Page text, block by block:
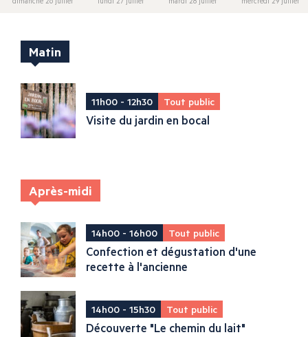
Matin
11h00 - 12h30 Tout public
Visite du jardin en bocal
Après-midi
14h00 - 16h00 Tout public
Confection et dégustation d'une
recette à l'ancienne
14h00 - 15h30 Tout public
Découverte "Le chemin du lait"